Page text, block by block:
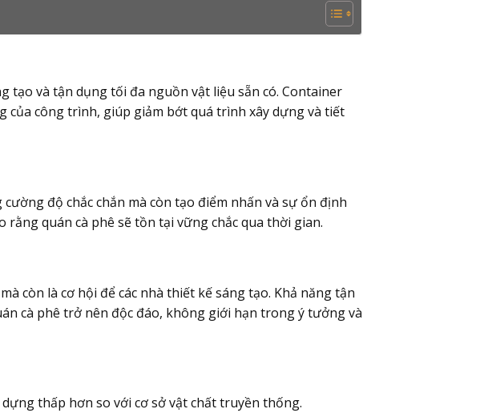
và tận dụng tối đa nguồn vật liệu sẵn có. Container
công trình, giúp giảm bớt quá trình xây dựng và tiết
độ chắc chắn mà còn tạo điểm nhấn và sự ổn định
quán cà phê sẽ tồn tại vững chắc qua thời gian.
còn là cơ hội để các nhà thiết kế sáng tạo. Khả năng tận
cà phê trở nên độc đáo, không giới hạn trong ý tưởng và
thấp hơn so với cơ sở vật chất truyền thống.